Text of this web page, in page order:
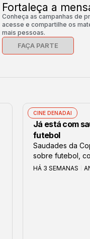
Fortaleça a
Conheça as campanhas de
acesse e compartilhe os
mais pessoas.
FAÇA PARTE
CINE DENADAI
Já está com
futebol
Saudades da
sobre futebol,
HÁ 3 SEMANAS